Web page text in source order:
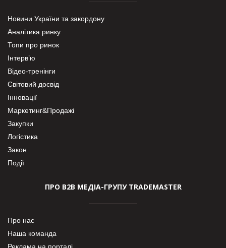
Новини України та закордону
Аналітика ринку
Топи про ринок
Інтерв’ю
Відео-тренінги
Світовий досвід
Інновації
Маркетинг&Продажі
Закупки
Логістика
Закон
Події
ПРО В2В МЕДІА-ГРУПУ TRADEMASTER
Про нас
Наша команда